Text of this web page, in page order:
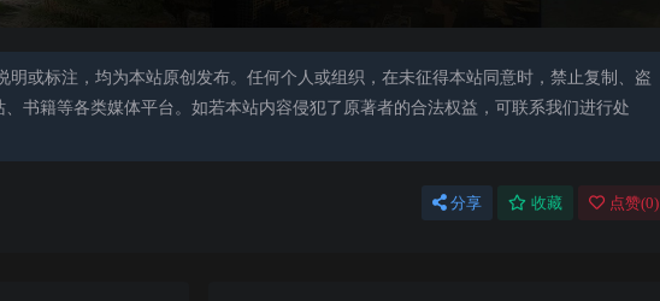
明或标注，均为本站原创发布。任何个人或组织，在未征得本站同意时，禁止复制、盗
书籍等各类媒体平台。如若本站内容侵犯了原著者的合法权益，可联系我们进行处
分享 收藏 点赞(0)